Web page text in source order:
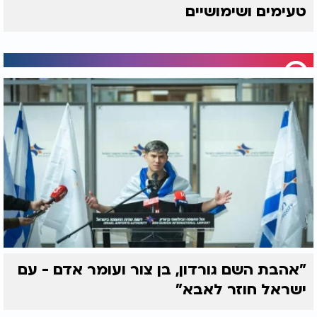
5. הכנת הציפוי (אופציונלי):
- בקערה בינונית, הקציפו את גבינת השמנת והחמאה
עד שהן חלקות.
- הוסיפו את אבקת הסוכר ותמצית הווניל, והמשיכו
להקציף עד לקבלת קרם חלק. אם הקרם סמיך מדי,
הוסיפו חלב בהדרגה עד לקבלת המרקם הרצוי.
- מרחו את הציפוי על הרולים החמים.
6. הגשה
- הגישו את הרולים חמים וטעימים. ניתן להוסיף עוד
קינמון או אבקת סוכר לפי הטעם.
בתיאבון!
טעימים ושימושיים
"אהבת השם גורדון, בן צור ועומר אדם - עם
ישראל חוזר לאבא"